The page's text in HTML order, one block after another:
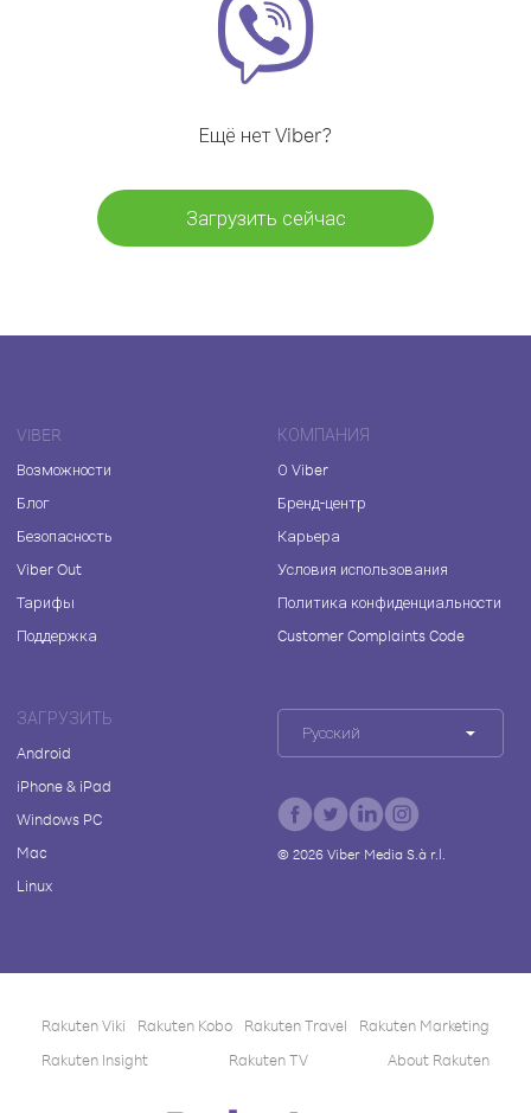
Ещё нет Viber?
Загрузить сейчас
VIBER
Возможности
Блог
Безопасность
Viber Out
Тарифы
Поддержка
КОМПАНИЯ
О Viber
Бренд-центр
Карьера
Условия использования
Политика конфиденциальности
Customer Complaints Code
ЗАГРУЗИТЬ
Android
iPhone & iPad
Windows PC
Mac
Linux
Русский
© 2026Viber Media S.à r.l.
Rakuten Viki Rakuten Kobo Rakuten Travel
Rakuten Marketing
Rakuten Insight
Rakuten TV About Rakuten